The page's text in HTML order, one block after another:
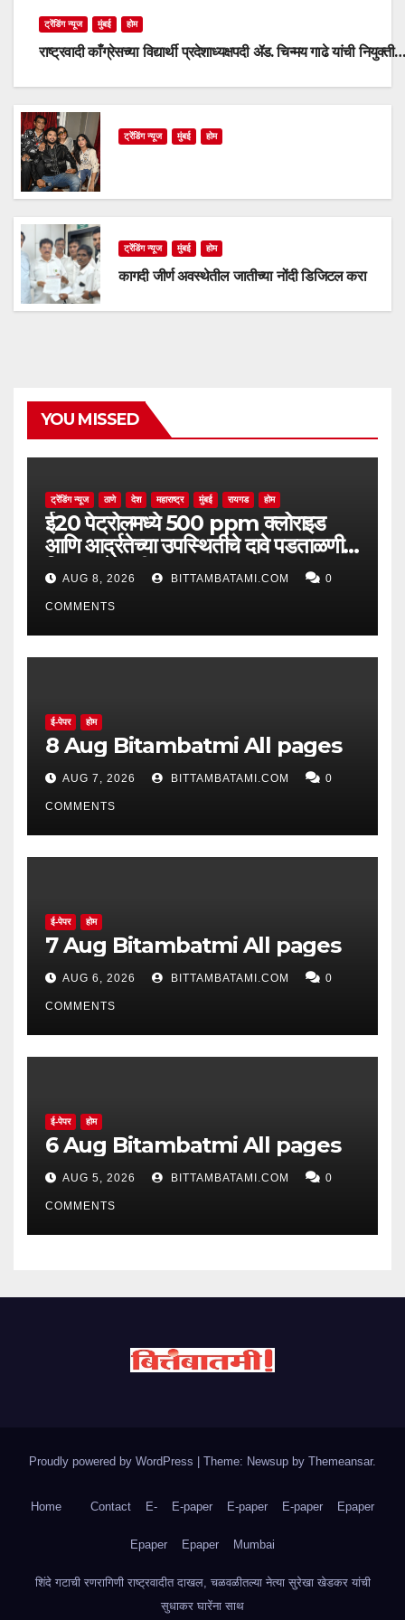
ट्रेंडिंग न्यूज मुंबई होम
राष्ट्रवादी काँग्रेसच्या विद्यार्थी प्रदेशाध्यक्षपदी ॲड. चिन्मय गाढे यांची नियुक्ती…
ट्रेंडिंग न्यूज मुंबई होम
ट्रेंडिंग न्यूज मुंबई होम
कागदी जीर्ण अवस्थेतील जातीच्या नोंदी डिजिटल करा
YOU MISSED
ट्रेंडिंग न्यूज ठाणे देश महाराष्ट्र मुंबई रायगड होम
ई20 पेट्रोलमध्ये 500 ppm क्लोराइड
आणि आर्द्रतेच्या उपस्थितीचे दावे पडताळणीत
सिद्ध झाले नाहीत
AUG 8, 2026 BITTAMBATAMI.COM 0
COMMENTS
ई-पेपर होम
8 Aug Bitambatmi All pages
AUG 7, 2026 BITTAMBATAMI.COM 0
COMMENTS
ई-पेपर होम
7 Aug Bitambatmi All pages
AUG 6, 2026 BITTAMBATAMI.COM 0
COMMENTS
ई-पेपर होम
6 Aug Bitambatmi All pages
AUG 5, 2026 BITTAMBATAMI.COM 0
COMMENTS
Proudly powered by WordPress | Theme: Newsup by Themeansar.
Home Contact E- E-paper E-paper E-paper Epaper
Epaper Epaper Mumbai
शिंदे गटाची रणरागिणी राष्ट्रवादीत दाखल, चळवळीतल्या नेत्या सुरेखा खेडकर यांची
सुधाकर घारेंना साथ